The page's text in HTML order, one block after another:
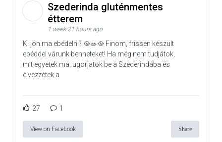
Szederinda gluténmentes
étterem
1 week 21 hours ago
Ki jön ma ebédelni? 🥘🥗🥘 Finom, frissen készült
ebéddel várunk benneteket! Ha még nem tudjátok,
mit egyetek ma, ugorjatok be a Szederindába és
élvezzétek a
27 1
View on Facebook Share